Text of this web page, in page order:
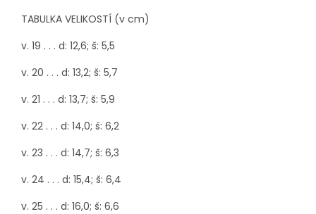
TABULKA VELIKOSTÍ (v cm)
v. 19 . . . d: 12,6; š: 5,5
v. 20 . . . d: 13,2; š: 5,7
v. 21 . . . d: 13,7; š: 5,9
v. 22 . . . d: 14,0; š: 6,2
v. 23 . . . d: 14,7; š: 6,3
v. 24 . . . d: 15,4; š: 6,4
v. 25 . . . d: 16,0; š: 6,6